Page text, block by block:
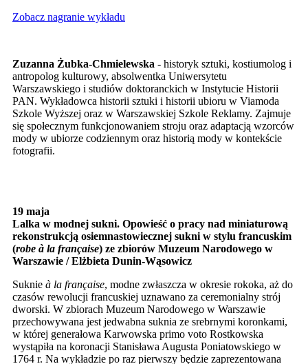
Zobacz nagranie wykładu
Zuzanna Żubka-Chmielewska - historyk sztuki, kostiumolog i
antropolog kulturowy, absolwentka Uniwersytetu
Warszawskiego i studiów doktoranckich w Instytucie Historii
PAN. Wykładowca historii sztuki i historii ubioru w Viamoda
Szkole Wyższej oraz w Warszawskiej Szkole Reklamy. Zajmuje
się społecznym funkcjonowaniem stroju oraz adaptacją wzorców
mody w ubiorze codziennym oraz historią mody w kontekście
fotografii.
19 maja
Lalka w modnej sukni. Opowieść o pracy nad miniaturową
rekonstrukcją osiemnastowiecznej sukni w stylu francuskim
(robe à la française) ze zbiorów Muzeum Narodowego w
Warszawie / Elżbieta Dunin-Wąsowicz
Suknie à la française, modne zwłaszcza w okresie rokoka, aż do
czasów rewolucji francuskiej uznawano za ceremonialny strój
dworski. W zbiorach Muzeum Narodowego w Warszawie
przechowywana jest jedwabna suknia ze srebrnymi koronkami,
w której generałowa Karwowska primo voto Rostkowska
wystąpiła na koronacji Stanisława Augusta Poniatowskiego w
1764 r. Na wykładzie po raz pierwszy będzie zaprezentowana